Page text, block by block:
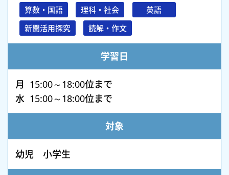
算数・国語 理科・社会
英語
新聞活用探究
読解・作文
学習日
月 15:00～18:00位まで
水 15:00～18:00位まで
対象
幼児 小学生